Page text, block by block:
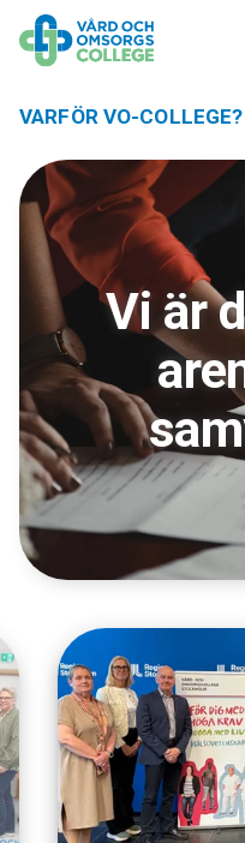
VARFÖR VO-COLLEGE?
Vi är